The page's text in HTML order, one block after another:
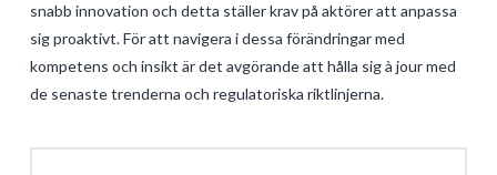
snabb innovation och detta ställer krav på aktörer att anpassa
sig proaktivt. För att navigera i dessa förändringar med
kompetens och insikt är det avgörande att hålla sig à jour med
de senaste trenderna och regulatoriska riktlinjerna.